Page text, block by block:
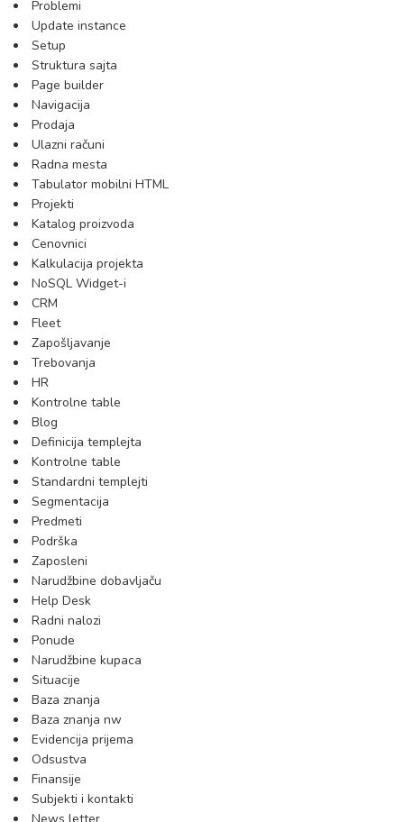
Problemi
Update instance
Setup
Struktura sajta
Page builder
Navigacija
Prodaja
Ulazni računi
Radna mesta
Tabulator mobilni HTML
Projekti
Katalog proizvoda
Cenovnici
Kalkulacija projekta
NoSQL Widget-i
CRM
Fleet
Zapošljavanje
Trebovanja
HR
Kontrolne table
Blog
Definicija templejta
Kontrolne table
Standardni templejti
Segmentacija
Predmeti
Podrška
Zaposleni
Narudžbine dobavljaču
Help Desk
Radni nalozi
Ponude
Narudžbine kupaca
Situacije
Baza znanja
Baza znanja nw
Evidencija prijema
Odsustva
Finansije
Subjekti i kontakti